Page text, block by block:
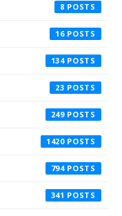
8
16
134
23
249
1420
794
341